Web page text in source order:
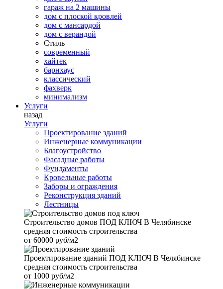
гараж на 2 машины
дом с плоской кровлей
дом с мансардой
дом с верандой
Стиль
современный
хайтек
барнхаус
классический
фахверк
минимализм
Услуги
назад
Услуги
Проектирование зданий
Инженерные коммуникации
Благоустройство
Фасадные работы
Фундаменты
Кровельные работы
Заборы и ограждения
Реконструкция зданий
Лестницы
Строительство домов ПОД КЛЮЧ В Челябинске
средняя стоимость строительства
от 60000 руб/м2
Проектирование зданий ПОД КЛЮЧ В Челябинске
средняя стоимость строительства
от 1000 руб/м2